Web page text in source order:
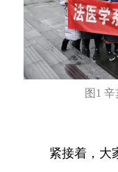
图1
紧接着，大